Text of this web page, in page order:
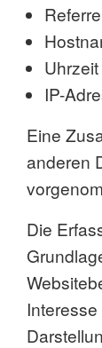
IP-
Eine
anderen
Die